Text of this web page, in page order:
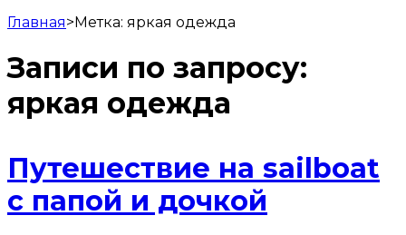
Главная>Метка: яркая одежда
Записи по запросу:
яркая одежда
Путешествие на sailboat
с папой и дочкой